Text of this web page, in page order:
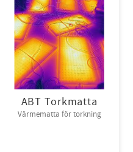
ABT Torkmatta
Värmematta för torkning